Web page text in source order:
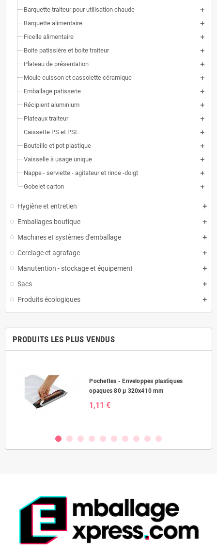
Barquette traiteur pour utilisation chaude
Barquette alimentaire
Ficelle alimentaire
Boite patissière et boite traiteur
Plateau de présentation
Moule cuisson et cassolette céramique
Emballage patisserie
Récipient aluminium
Plateaux traiteur
Caissette PS et PSE
Bouteille et pot plastique
Vaisselle à usage unique
Nappe - serviette - agitateur et rince -doigt
Gobelet carton
Hygiène et entretien
Emballages boutique
Machines et systèmes d'emballage
Cerclage et agrafage
Manutention - stockage et équipement
Sacs
Produits écologiques
PRODUITS LES PLUS VENDUS
Pochettes - Enveloppes plastiques
opaques 80 µ 320x410 mm
1,11 €